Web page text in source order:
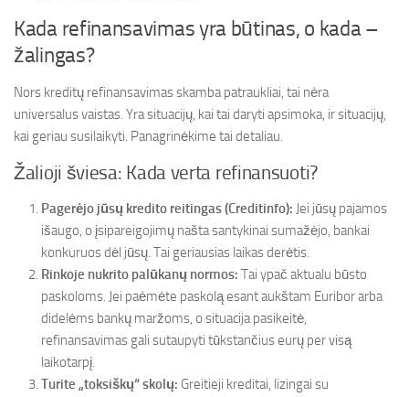
Kada refinansavimas yra būtinas, o kada –
žalingas?
Nors kreditų refinansavimas skamba patraukliai, tai nėra
universalus vaistas. Yra situacijų, kai tai daryti apsimoka, ir situacijų,
kai geriau susilaikyti. Panagrinėkime tai detaliau.
Žalioji šviesa: Kada verta refinansuoti?
Pagerėjo jūsų kredito reitingas (Creditinfo): Jei jūsų pajamos
išaugo, o įsipareigojimų našta santykinai sumažėjo, bankai
konkuruos dėl jūsų. Tai geriausias laikas derėtis.
Rinkoje nukrito palūkanų normos: Tai ypač aktualu būsto
paskoloms. Jei paėmėte paskolą esant aukštam Euribor arba
didelėms bankų maržoms, o situacija pasikeitė,
refinansavimas gali sutaupyti tūkstančius eurų per visą
laikotarpį.
Turite „toksiškų“ skolų: Greitieji kreditai, lizingai su